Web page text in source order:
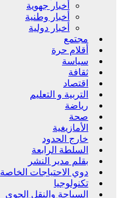
أخبار جهوية
أخبار وطنية
أخبار دولية
مجتمع
أقلام حرة
سياسة
ثقافة
اقتصاد
التربية و التعليم
رياضة
صحة
الأمازيغية
خارج الحدود
السلطة الرابعة
بقلم مدير النشر
دوي الاحتياجات الخاصة
تكنولوجيا
السياحة والنقل الجوي